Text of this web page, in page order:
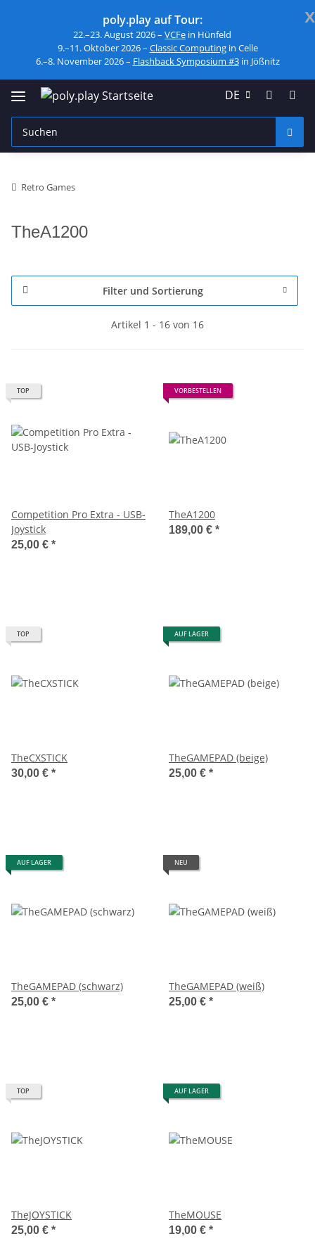
x
poly.play auf Tour:
22.–23. August 2026 – VCFe in Hünfeld
9.–11. Oktober 2026 – Classic Computingin Celle
6.–8. November 2026 – Flashback Symposium #3in Jößnitz
DE
Retro Games
TheA1200
Filter und Sortierung
Artikel 1 - 16 von 16
TOP
Competition Pro Extra - USB-
Joystick
25,00 € *
VORBESTELLEN
TheA1200
189,00 € *
TOP
TheCXSTICK
30,00 € *
AUF LAGER
TheGAMEPAD (beige)
25,00 € *
AUF LAGER
TheGAMEPAD (schwarz)
25,00 € *
NEU
TheGAMEPAD (weiß)
25,00 € *
TOP
TheJOYSTICK
25,00 € *
AUF LAGER
TheMOUSE
19,00 € *